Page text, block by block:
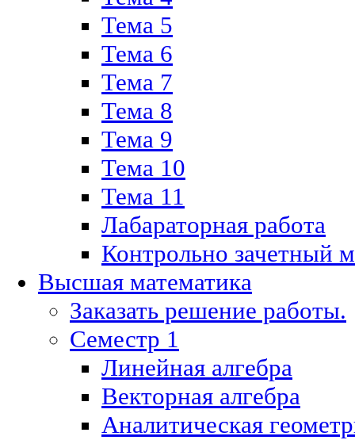
Тема 5
Тема 6
Тема 7
Тема 8
Тема 9
Тема 10
Тема 11
Лабараторная работа
Контрольно зачетный
Высшая математика
Заказать решение работы.
Семестр 1
Линейная алгебра
Векторная алгебра
Аналитическая